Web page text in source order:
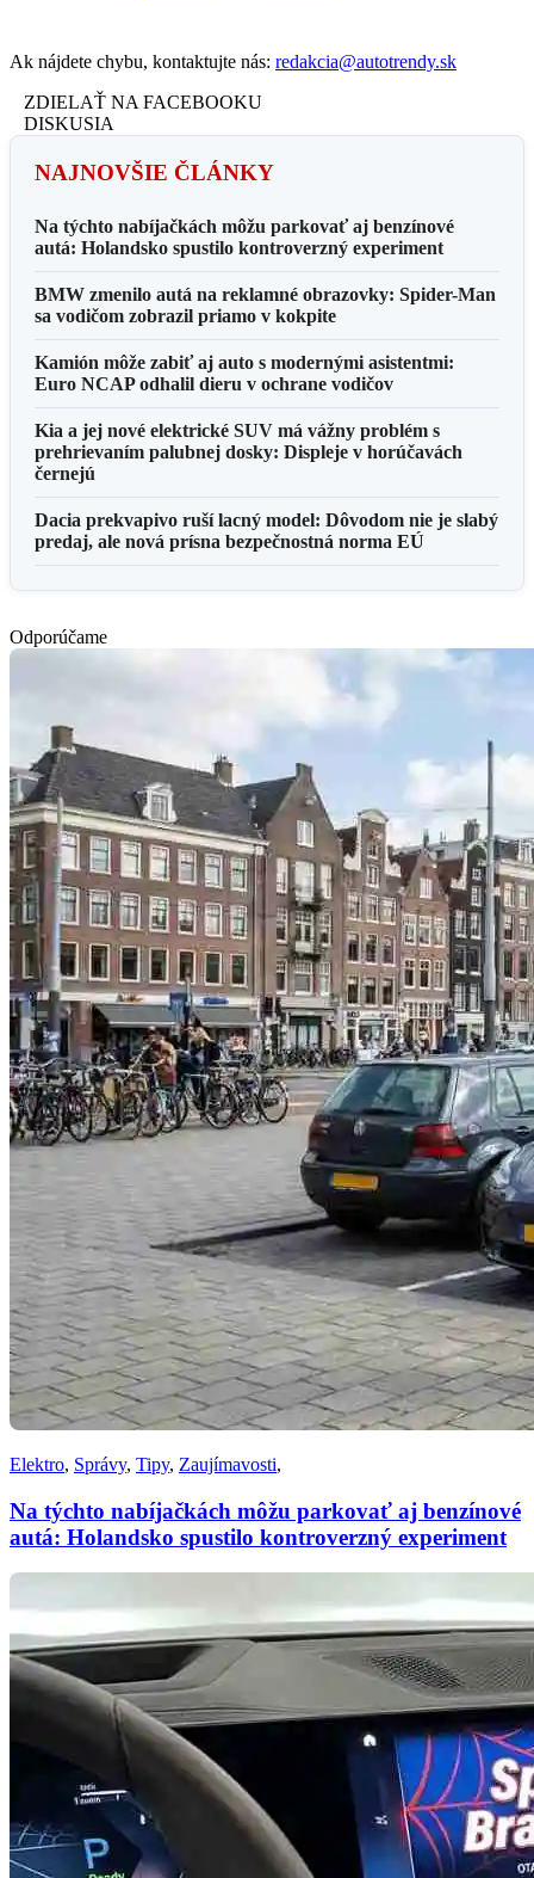
Ak nájdete chybu, kontaktujte nás: redakcia@autotrendy.sk
ZDIELAŤ NA FACEBOOKU
DISKUSIA
NAJNOVŠIE ČLÁNKY
Na týchto nabíjačkách môžu parkovať aj benzínové
autá: Holandsko spustilo kontroverzný experiment
BMW zmenilo autá na reklamné obrazovky: Spider-Man
sa vodičom zobrazil priamo v kokpite
Kamión môže zabiť aj auto s modernými asistentmi:
Euro NCAP odhalil dieru v ochrane vodičov
Kia a jej nové elektrické SUV má vážny problém s
prehrievaním palubnej dosky: Displeje v horúčavách
černejú
Dacia prekvapivo ruší lacný model: Dôvodom nie je slabý
predaj, ale nová prísna bezpečnostná norma EÚ
Odporúčame
Elektro, Správy, Tipy, Zaujímavosti,
Na týchto nabíjačkách môžu parkovať aj benzínové
autá: Holandsko spustilo kontroverzný experiment